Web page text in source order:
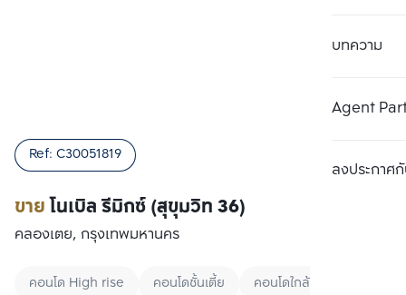
บทความ
Agent
ลงประกาศกั
ขายโนเบิล รีมิกซ์ (สุขุมวิท 36)
Ref: C30051819
คลองเตย, กรุงเทพมหานคร
คอนโด High rise คอนโดชั้นเตี้ย คอนโดใกล้ BTS
เปรียบเทียบ